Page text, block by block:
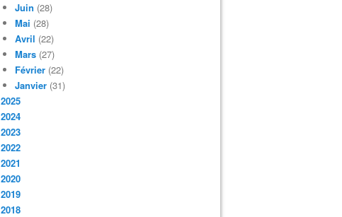
Juin (28)
Mai (28)
Avril (22)
Mars (27)
Février (22)
Janvier (31)
2025
2024
2023
2022
2021
2020
2019
2018